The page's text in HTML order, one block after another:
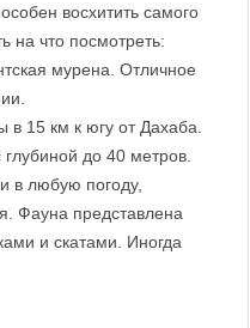
восхитить самого
на что посмотреть:
мурена. Отличное
в 15 км к югу от Дахаба.
до 40 метров.
в любую погоду,
Фауна представлена
и скатами. Иногда